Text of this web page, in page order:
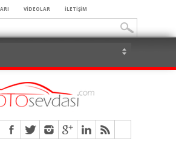
VİDEOLAR İLETİŞİM